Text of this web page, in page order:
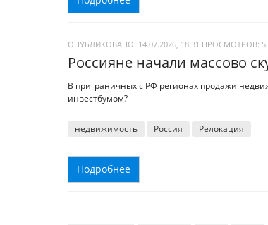
ОПУБЛИКОВАНО: 14.07.2026, 18:31 ПРОСМОТРОВ:
Россияне начали массово
В приграничных с РФ регионах продажи
инвестбумом?
недвижимость Россия Релокация
Подробнее